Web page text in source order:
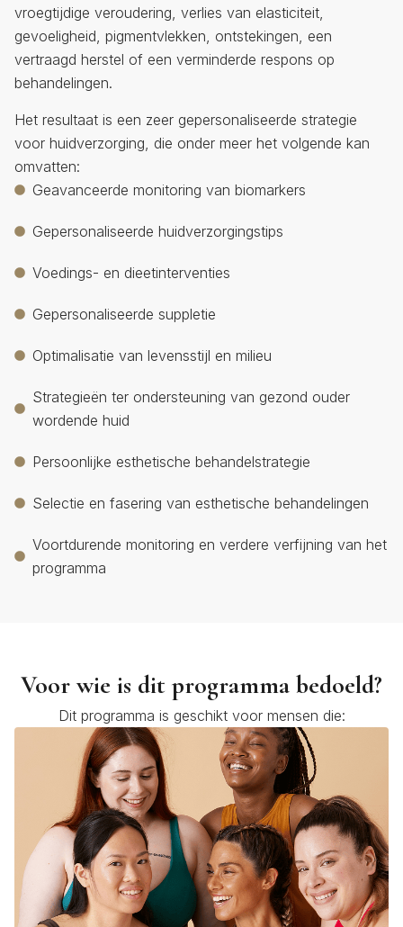
vroegtijdige veroudering, verlies van elasticiteit,
gevoeligheid, pigmentvlekken, ontstekingen, een
vertraagd herstel of een verminderde respons op
behandelingen.
Het resultaat is een zeer gepersonaliseerde strategie
voor huidverzorging, die onder meer het volgende kan
omvatten:
Geavanceerde monitoring van biomarkers
Gepersonaliseerde huidverzorgingstips
Voedings- en dieetinterventies
Gepersonaliseerde suppletie
Optimalisatie van levensstijl en milieu
Strategieën ter ondersteuning van gezond ouder
wordende huid
Persoonlijke esthetische behandelstrategie
Selectie en fasering van esthetische behandelingen
Voortdurende monitoring en verdere verfijning van het
programma
Voor wie is dit programma bedoeld?
Dit programma is geschikt voor mensen die: